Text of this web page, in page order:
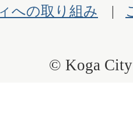
への取り組み
© Koga City